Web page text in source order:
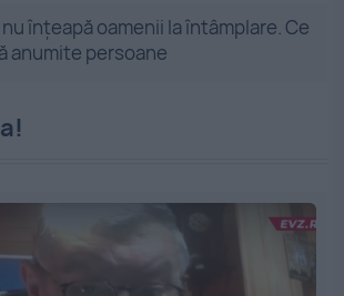
înțeapă oamenii la întâmplare. Ce
anumite persoane